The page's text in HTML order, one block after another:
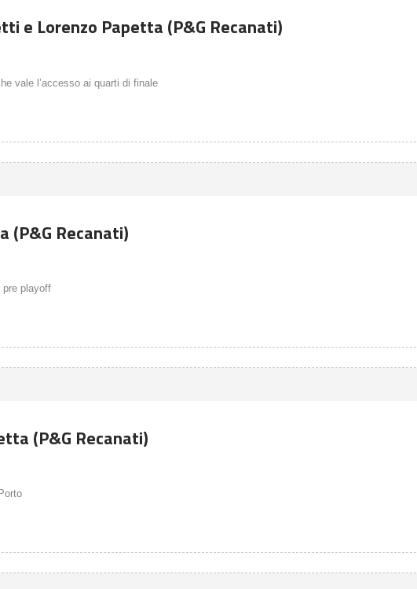
e Lorenzo Papetta (P&G Recanati)
vale l’accesso ai quarti di finale
(P&G Recanati)
pre playoff
(P&G Recanati)
30° edizione Campionati Gold Cup -
Promo 30° edizione Campionati Gold Cup -